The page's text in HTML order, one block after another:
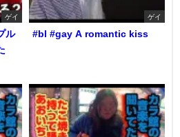
ゲイ
ル
ゲイ
#bl #gay A romantic kiss